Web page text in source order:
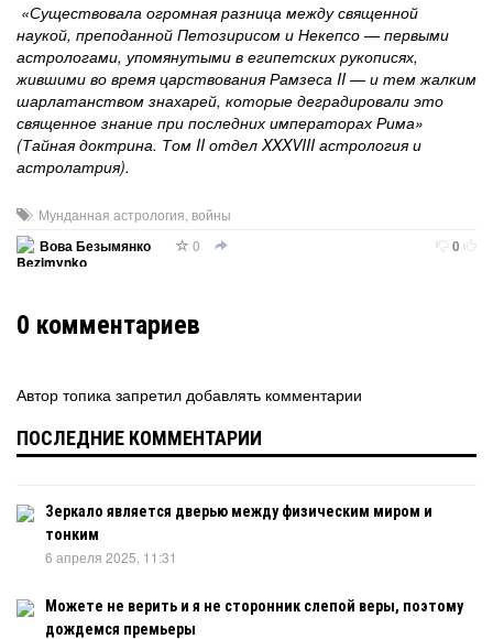
«Существовала огромная разница между священной
наукой, преподанной Петозирисом и Некепсо — первыми
астрологами, упомянутыми в египетских рукописях,
жившими во время царствования Рамзеса II — и тем жалким
шарлатанством знахарей, которые деградировали это
священное знание при последних императорах Рима»
(Тайная доктрина. Том II отдел XXXVIII астрология и
астролатрия).
Мунданная астрология войны
Вова Безымянко
0 0
0 комментариев
Автор топика запретил добавлять комментарии
ПОСЛЕДНИЕ КОММЕНТАРИИ
Зеркало является дверью между физическим миром и
тонким
6 апреля 2025, 11:31
Можете не верить и я не сторонник слепой веры, поэтому
дождемся премьеры